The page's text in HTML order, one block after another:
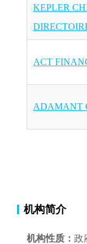
KEPLER
ACT
ADAMANT
机构简介
机构性质： 政